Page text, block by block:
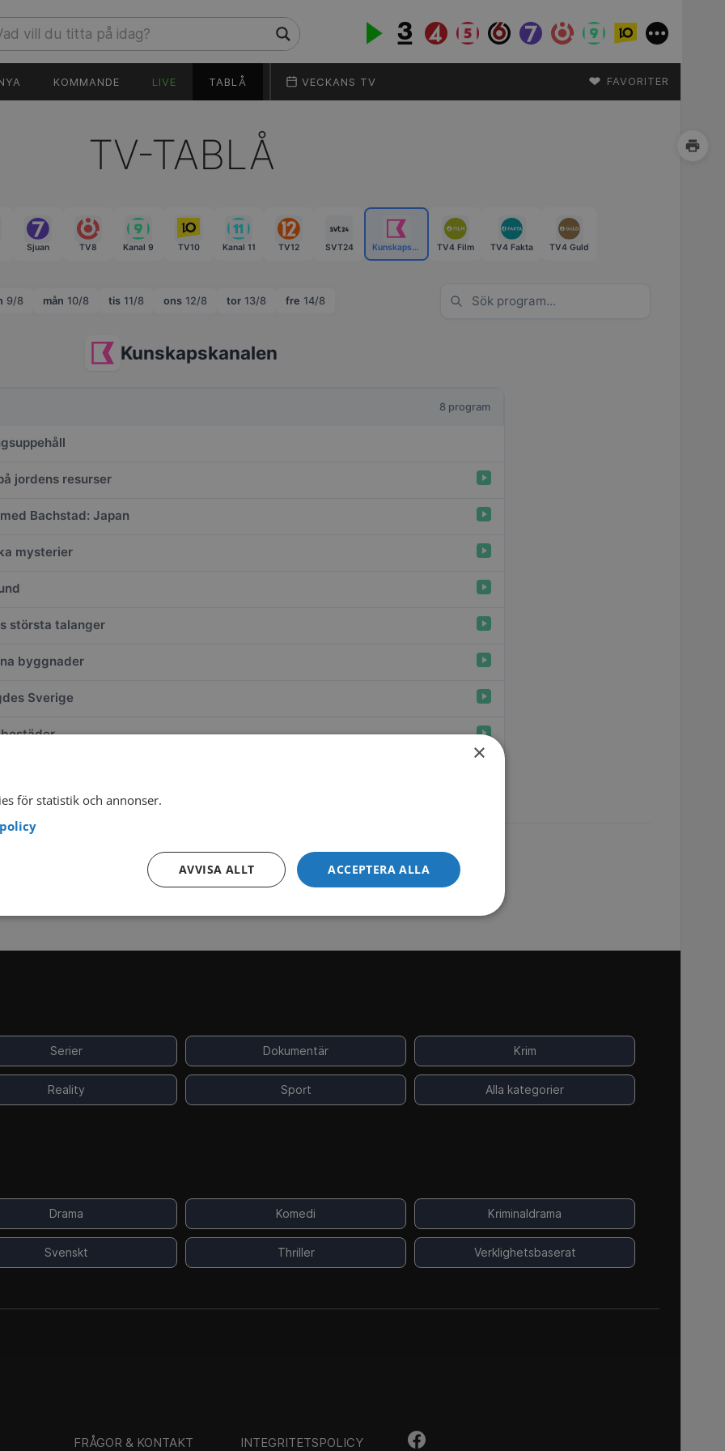
KOMMANDE LIVE TABLÅ VECKANS TV ♥ FAVORITER
TV-TABLÅ
Sjuan TV8 Kanal 9 TV10 Kanal 11 TV12 SVT24 Kunskapskanalen TV4 Film TV4 Fakta TV4 Guld
9/8 mån 10/8 tis 11/8 ons 12/8 tor 13/8 fre 14/8
Kunskapskanalen
8 program
jordens resurser
Bachstad: Japan
mysterier
största talanger
byggnader
Sverige
Gratis streaming Kräver abonnemang
Serier Dokumentär Krim
Reality Sport Alla kategorier
Drama Komedi Kriminaldrama
Svenskt Thriller Verklighetsbaserat
FRÅGOR & KONTAKT INTEGRITETSPOLICY
×
för statistik och annonser.
ACCEPTERA ALLA
AVVISA ALLT